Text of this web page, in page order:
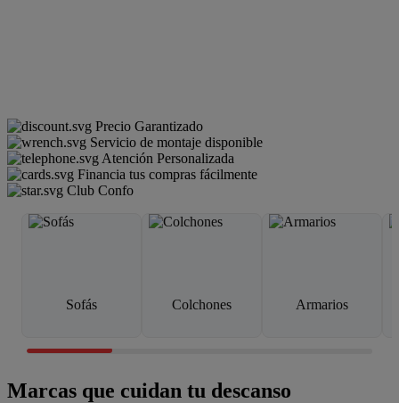
Precio Garantizado
Servicio de montaje disponible
Atención Personalizada
Financia tus compras fácilmente
Club Confo
Sofás Colchones Armarios
Marcas que cuidan tu descanso